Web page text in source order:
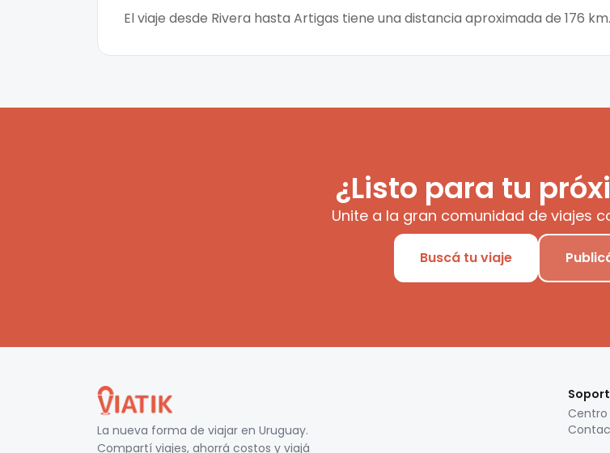
El viaje desde Rivera hasta Artigas tiene una distancia aproximada de 176
¿Listo para tu
Unite a la gran comunidad de viajes
Buscá tu viaje
La nueva forma de viajar en Uruguay.
Compartí viajes, ahorrá costos y viajá